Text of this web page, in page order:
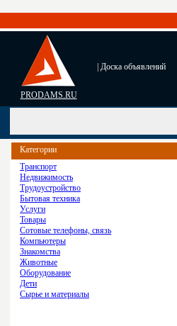
PRODAMS.RU
| Доска объявлений
Категории
Транспорт
Недвижимость
Трудоустройство
Бытовая техника
Услуги
Товары
Сотовые телефоны, связь
Компьютеры
Знакомства
Животные
Оборудование
Дети
Сырье и материалы